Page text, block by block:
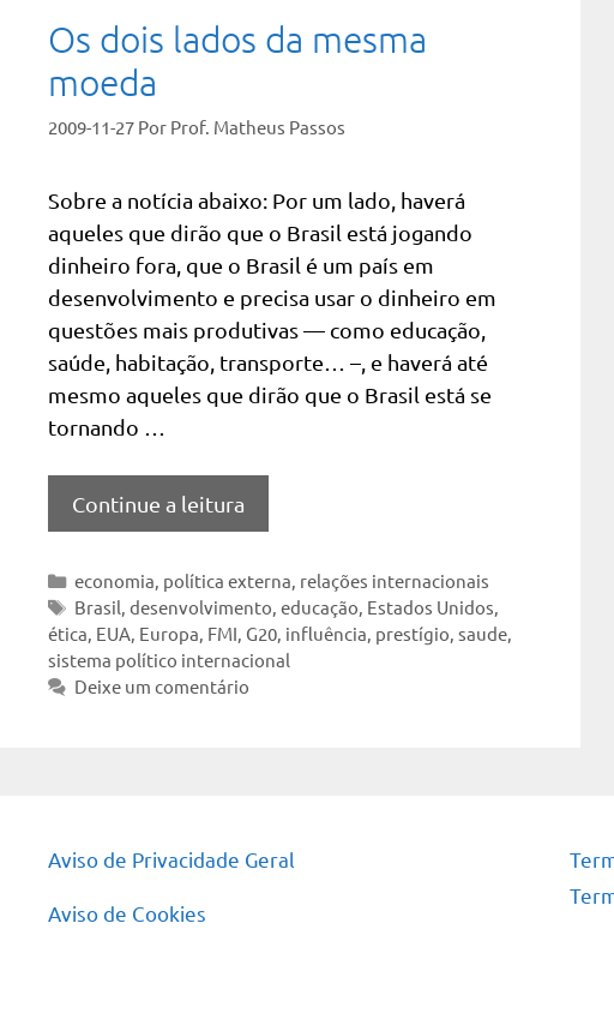
Os dois lados da mesma
moeda
2009-11-27 Por Prof. Matheus Passos
Sobre a notícia abaixo: Por um lado, haverá
aqueles que dirão que o Brasil está jogando
dinheiro fora, que o Brasil é um país em
desenvolvimento e precisa usar o dinheiro em
questões mais produtivas — como educação,
saúde, habitação, transporte… –, e haverá até
mesmo aqueles que dirão que o Brasil está se
tornando …
Continue a leitura
Categorias
economia, política externa, relações internacionais
Tags
Brasil,desenvolvimento,educação, Estados Unidos,
ética, EUA, Europa, FMI, G20, influência, prestígio, saude,
sistema político internacional
Deixe um comentário
Aviso de Privacidade Geral
Aviso de Cookies